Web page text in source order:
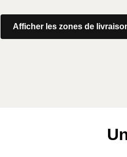
Afficher les zones de